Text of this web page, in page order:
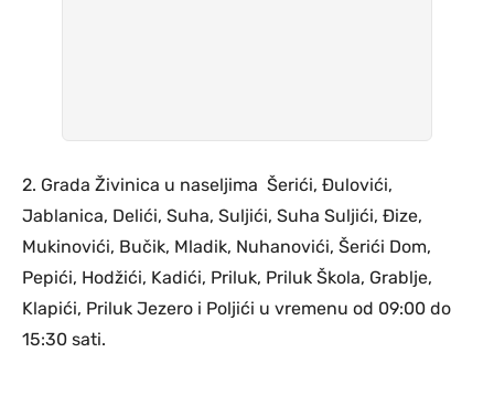
2. Grada Živinica u naseljima Šerići, Đulovići,
Jablanica, Delići, Suha, Suljići, Suha Suljići, Đize,
Mukinovići, Bučik, Mladik, Nuhanovići, Šerići Dom,
Pepići, Hodžići, Kadići, Priluk, Priluk Škola, Grablje,
Klapići, Priluk Jezero i Poljići u vremenu od 09:00 do
15:30 sati.